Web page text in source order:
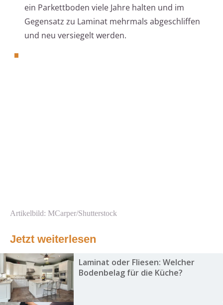
ein Parkettboden viele Jahre halten und im
Gegensatz zu Laminat mehrmals abgeschliffen
und neu versiegelt werden.
Artikelbild: MCarper/Shutterstock
Jetzt weiterlesen
Laminat oder Fliesen: Welcher
Bodenbelag für die Küche?